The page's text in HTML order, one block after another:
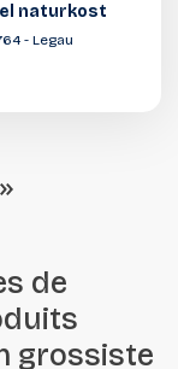
naturkost
- Legau
>>
de
grossiste